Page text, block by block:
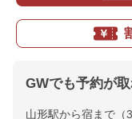
GWでも予約が
山形駅から宿まで（